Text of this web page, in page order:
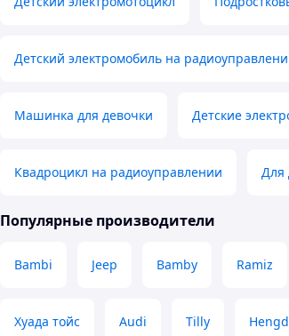
Детский электромобиль на
Машинка для девочки Детские
Квадроцикл на радиоуправлении Для
Популярные производители
Bambi Jeep Bamby Ramiz
Хуада тойс Audi Tilly